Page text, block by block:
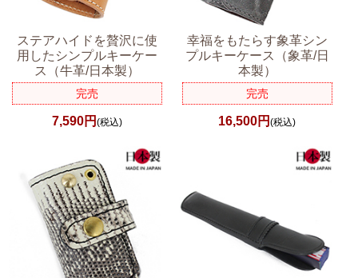
ステアハイドを贅沢に使
用したシンプルキーケー
ス（牛革/日本製）
完売
7,590円(税込)
幸福をもたらす象革シン
プルキーケース（象革/日
本製）
完売
16,500円(税込)